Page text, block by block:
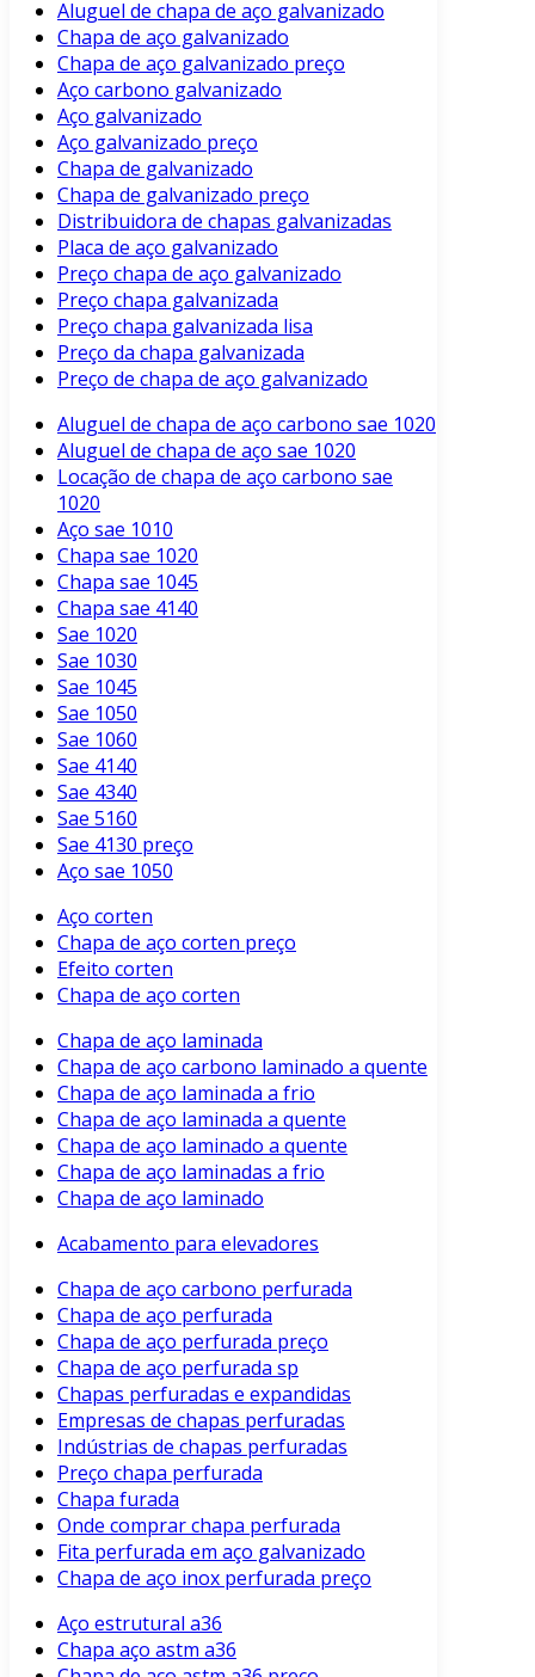
Aluguel de chapa de aço galvanizado
Chapa de aço galvanizado
Chapa de aço galvanizado preço
Aço carbono galvanizado
Aço galvanizado
Aço galvanizado preço
Chapa de galvanizado
Chapa de galvanizado preço
Distribuidora de chapas galvanizadas
Placa de aço galvanizado
Preço chapa de aço galvanizado
Preço chapa galvanizada
Preço chapa galvanizada lisa
Preço da chapa galvanizada
Preço de chapa de aço galvanizado
Aluguel de chapa de aço carbono sae 1020
Aluguel de chapa de aço sae 1020
Locação de chapa de aço carbono sae
1020
Aço sae 1010
Chapa sae 1020
Chapa sae 1045
Chapa sae 4140
Sae 1020
Sae 1030
Sae 1045
Sae 1050
Sae 1060
Sae 4140
Sae 4340
Sae 5160
Sae 4130 preço
Aço sae 1050
Aço corten
Chapa de aço corten preço
Efeito corten
Chapa de aço corten
Chapa de aço laminada
Chapa de aço carbono laminado a quente
Chapa de aço laminada a frio
Chapa de aço laminada a quente
Chapa de aço laminado a quente
Chapa de aço laminadas a frio
Chapa de aço laminado
Acabamento para elevadores
Chapa de aço carbono perfurada
Chapa de aço perfurada
Chapa de aço perfurada preço
Chapa de aço perfurada sp
Chapas perfuradas e expandidas
Empresas de chapas perfuradas
Indústrias de chapas perfuradas
Preço chapa perfurada
Chapa furada
Onde comprar chapa perfurada
Fita perfurada em aço galvanizado
Chapa de aço inox perfurada preço
Aço estrutural a36
Chapa aço astm a36